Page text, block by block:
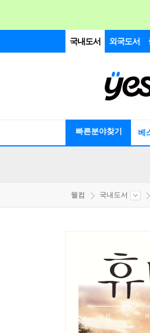
국내도서 외국도서
빠른분야찾기 베
웰컴 국내도서